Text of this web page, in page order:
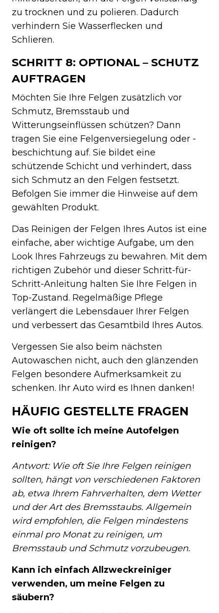
zu trocknen und zu polieren. Dadurch
verhindern Sie Wasserflecken und
Schlieren.
SCHRITT 8: OPTIONAL – SCHUTZ
AUFTRAGEN
Möchten Sie Ihre Felgen zusätzlich vor
Schmutz, Bremsstaub und
Witterungseinflüssen schützen? Dann
tragen Sie eine Felgenversiegelung oder -
beschichtung auf. Sie bildet eine
schützende Schicht und verhindert, dass
sich Schmutz an den Felgen festsetzt.
Befolgen Sie immer die Hinweise auf dem
gewählten Produkt.
Das Reinigen der Felgen Ihres Autos ist eine
einfache, aber wichtige Aufgabe, um den
Look Ihres Fahrzeugs zu bewahren. Mit dem
richtigen Zubehör und dieser Schritt-für-
Schritt-Anleitung halten Sie Ihre Felgen in
Top-Zustand. Regelmäßige Pflege
verlängert die Lebensdauer Ihrer Felgen
und verbessert das Gesamtbild Ihres Autos.
Vergessen Sie also beim nächsten
Autowaschen nicht, auch den glänzenden
Felgen besondere Aufmerksamkeit zu
schenken. Ihr Auto wird es Ihnen danken!
HÄUFIG GESTELLTE FRAGEN
Wie oft sollte ich meine Autofelgen
reinigen?
Antwort: Wie oft Sie Ihre Felgen reinigen
sollten, hängt von verschiedenen Faktoren
ab, etwa Ihrem Fahrverhalten, dem Wetter
und der Art des Bremsstaubs. Allgemein
wird empfohlen, die Felgen mindestens
einmal pro Monat zu reinigen, um
Bremsstaub und Schmutz vorzubeugen.
Kann ich einfach Allzweckreiniger
verwenden, um meine Felgen zu
säubern?